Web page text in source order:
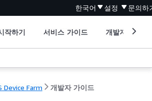
한국어 설정 문의하
작하기 서비스 가이드 개발자 도구
Device Farm 개발자 가이드